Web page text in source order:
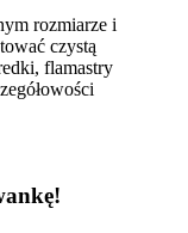
rozmiarze i
czystą
flamastry